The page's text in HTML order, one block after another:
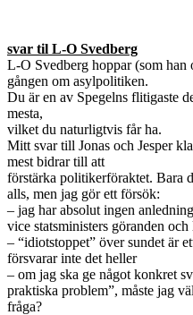
svar til L-O Svedberg
L-O Svedberg hoppar (som han
gången om asylpolitiken.
Du är en av Spegelns flitigaste
mesta,
vilket du naturligtvis får ha.
Mitt svar till Jonas och Jesper
mest bidrar till att
förstärka politikerföraktet. Bara
alls, men jag gör ett försök:
– jag har absolut ingen
vice statsministers göranden och
– “idiotstoppet” över sundet är
försvarar inte det heller
– om jag ska ge något konkret
praktiska problem”, måste jag
fråga?